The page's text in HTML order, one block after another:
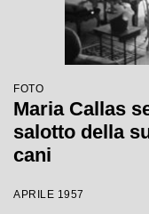
FOTO
Maria Callas
salotto della
cani
APRILE 1957